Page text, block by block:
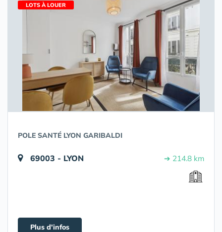
LOTS À LOUER
POLE SANTÉ LYON GARIBALDI
69003 - LYON ➔ 214.8 km
Plus d'infos